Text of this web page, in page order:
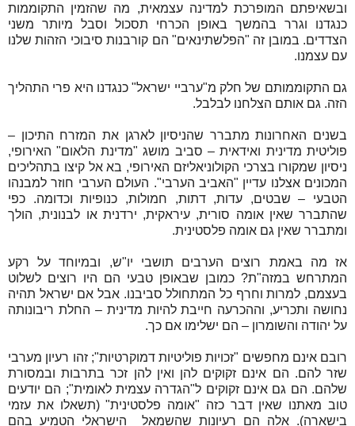
ובשאיפתם המופרכת למדינה עצמאית, מה שהזמין התקוממות
כנגדנו וגרר בהמשך באופן הכרחי תסכול וסבל מיותר משני
הצדדים. במובן זה "הפלשתינאים" הם קורבנות סיבוכי הזהות שלנו
עם עצמנו.
גם התקוממותם של חלק מ"ערביי ישראל" כנגדנו היא פרי התהליך
הזה. גם אותם הצלחנו לבלבל.
בשנים האחרונות מתברר שהניסיון לארגן את המזרח התיכון –
פוליטית מדינית ואידאית – סביב מושג "מדינת הלאום" האירופי,
ניסיון שמקורו בצרכי הקולוניאליזם האירופי, בא אל קיצו בתהליכים
המכונים אצלנו עדיין "האביב הערבי". העולם הערבי חוזר למבנהו
הטבעי – שבטים, עדות, דתות, חמולות, כנופיות וכדומה. כפי
שהתברר שאין אומה סורית, עיראקית, ירדנית או לבנונית, הולך
ומתברר שאין גם אומה פלסטינית.
אז מה באמת רוצים הערבים תושבי יו"ש, ובמיוחד על רקע
המתרחש במזה"ת? כמובן שבאופן טבעי הם היו רוצים לשלוט
בעצמם, למרות וחרף כל המתחולל סביבנו. אבל אם ישראל תהיה
נחושה ותכריע, וההכרעה חייבת להיות מדינית – החלת ריבונותה
על יהודה והשומרון – הם ישלימו אם כך.
רובם אינם מחפשים "זכויות פוליטיות דמוקרטיות"; זהו רעיון מערבי
שזר להם. הם אינם זקוקים להן ואין להן זכר בתרבות ובמסורת
שלהם. הם גם אינם זקוקים ל"הגדרה עצמית לאומית"; הם יודעים
טוב מאתנו שאין דבר כזה "אומה פלסטינית" (תשאלו את עזמי
בישארה). אלה הם רעיונות שהשמאל הישראלי הטמיע בהם